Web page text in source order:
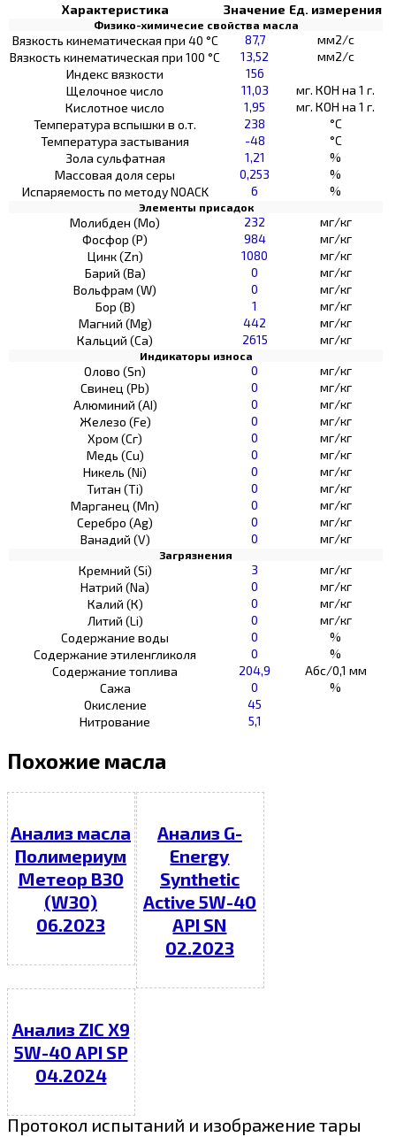
Характеристика Значение Ед. измерения
Физико-химичесие свойства масла
Вязкость кинематическая при 40 °С 87,7
мм2/с
Вязкость кинематическая при 100 °С
13,52
мм2/с
Индекс вязкости
156
Щелочное число
11,03
мг. КОН на 1 г.
Кислотное число
1,95
мг. КОН на 1 г.
Температура вспышки в о.т.
238
°C
Температура застывания
-48
°C
Зола сульфатная
1,21
%
Массовая доля серы
0,253
%
Испаряемость по методу NOACK
6 %
Элементы присадок
Молибден (Мо) 232
мг/кг
Фосфор (Р)
984
мг/кг
Цинк (Zn)
1080
мг/кг
Барий (Ва)
0
мг/кг
Вольфрам (W)
0
мг/кг
Бор (В)
1
мг/кг
Магний (Mg)
442
мг/кг
Кальций (Са)
2615 мг/кг
Индикаторы износа
Олово (Sn) 0
мг/кг
Свинец (Pb)
0
мг/кг
Алюминий (AI)
0
мг/кг
Железо (Fe)
0
мг/кг
Хром (Сг)
0
мг/кг
Медь (Cu)
0
мг/кг
Никель (Ni)
0
мг/кг
Титан (Ti)
0
мг/кг
Марганец (Mn)
0
мг/кг
Серебро (Ag)
0
мг/кг
Ванадий (V)
0 мг/кг
Загрязнения
Кремний (Si) 3
мг/кг
Натрий (Na)
0
мг/кг
Калий (К)
0
мг/кг
Литий (Li)
0
мг/кг
Содержание воды
0
%
Содержание этиленгликоля
0
%
Содержание топлива
204,9
Абс/0,1 мм
Сажа
0
%
Окисление
45
Нитрование
5,1
Похожие масла
Анализ масла
Полимериум
Метеор В30
(W30)
06.2023
Анализ G-
Energy
Synthetic
Active 5W-40
API SN
02.2023
Анализ ZIC X9
5W-40 API SP
04.2024
Протокол испытаний и изображение тары